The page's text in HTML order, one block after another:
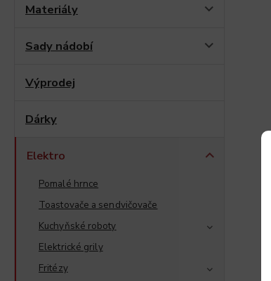
Materiály
Sady nádobí
Výprodej
Dárky
Elektro
Pomalé hrnce
Toastovače a sendvičovače
Kuchyňské roboty
Elektrické grily
Fritézy